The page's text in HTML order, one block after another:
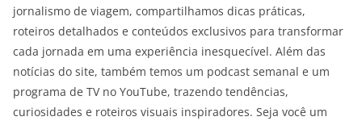
jornalismo de viagem, compartilhamos dicas práticas,
roteiros detalhados e conteúdos exclusivos para transformar
cada jornada em uma experiência inesquecível. Além das
notícias do site, também temos um podcast semanal e um
programa de TV no YouTube, trazendo tendências,
curiosidades e roteiros visuais inspiradores. Seja você um